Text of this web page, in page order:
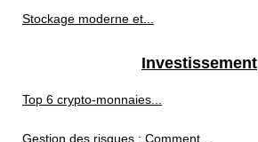
Stockage moderne et...
Investissement
Top 6 crypto-monnaies...
Gestion des risques : Comment...